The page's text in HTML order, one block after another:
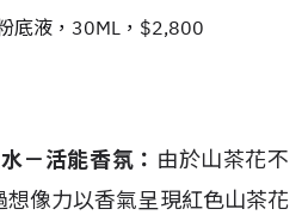
底液，30ML，$2,800
－活能香氛： 由於山茶花不
像力以香氣呈現紅色山茶花